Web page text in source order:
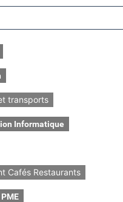
transports
Informatique
Cafés Restaurants